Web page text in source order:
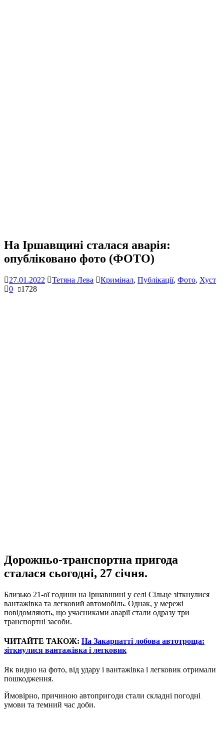
На Іршавщині сталася аварія:
опубліковано фото (ФОТО)
27.01.2022 Тетяна Лева Кримінал, Публікації, Фото, Хуст
0
1728
Дорожньо-транспортна пригода
сталася сьогодні, 27 січня.
Близько 21-ої години на Іршавшині у селі Сільце зіткнулися
вантажівка та легковий автомобіль. Однак, у мережі
повідомляють, що учасниками аварії стали одразу три
транспортні засоби.
ЧИТАЙТЕ ТАКОЖ: На Закарпатті лобова автотроща:
зіткнулися вантажівка і легковик
Як видно на фото, від удару і вантажівка і легковик отримали
пошкодження.
Ймовірно, причиною автопригоди стали складні погодні
умови та темний час доби.